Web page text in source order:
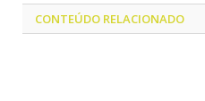
CONTEÚDO RELACIONADO